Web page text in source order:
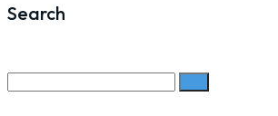
Search
Search